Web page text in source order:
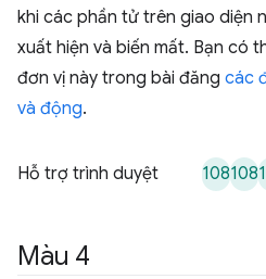
khi các phần tử trên giao diện
xuất hiện và biến mất. Bạn có
đơn vị này trong bài đăng các
và động.
Hỗ trợ trình duyệt 108108
Màu 4